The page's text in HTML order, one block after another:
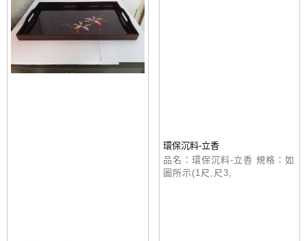
環保沉料-立香
品名：環保沉料-立香 規格：如
圖所示(1尺,尺3,